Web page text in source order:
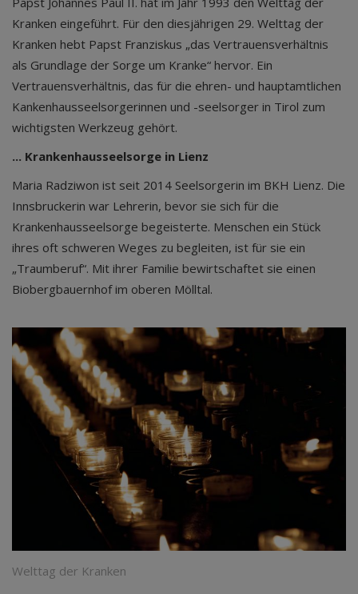
Kranken eingeführt. Für den diesjährigen 29. Welttag der
Kranken hebt Papst Franziskus „das Vertrauensverhältnis
als Grundlage der Sorge um Kranke“ hervor. Ein
Vertrauensverhältnis, das für die ehren- und hauptamtlichen
Kankenhausseelsorgerinnen und -seelsorger in Tirol zum
wichtigsten Werkzeug gehört.
... Krankenhausseelsorge in Lienz
Maria Radziwon ist seit 2014 Seelsorgerin im BKH Lienz. Die
Innsbruckerin war Lehrerin, bevor sie sich für die
Krankenhausseelsorge begeisterte. Menschen ein Stück
ihres oft schweren Weges zu begleiten, ist für sie ein
„Traumberuf“. Mit ihrer Familie bewirtschaftet sie einen
Biobergbauernhof im oberen Mölltal.
Welttag der Kranken